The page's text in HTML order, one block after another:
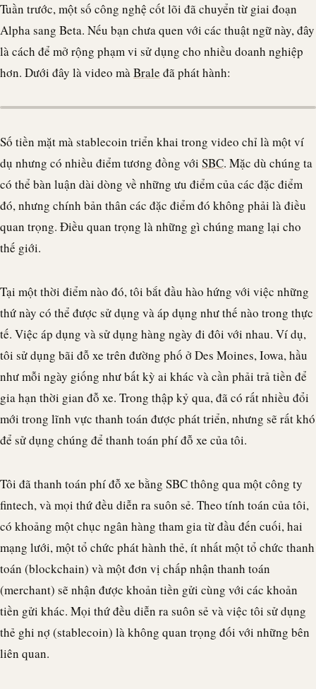
Tuần trước, một số công nghệ cốt lõi đã chuyển từ giai đoạn
Alpha sang Beta. Nếu bạn chưa quen với các thuật ngữ này, đây
là cách để mở rộng phạm vi sử dụng cho nhiều doanh nghiệp
hơn. Dưới đây là video màBrale đã phát hành:
Số tiền mặt màstablecoin triển khai trong video chỉ là một ví
dụ nhưng có nhiều điểm tương đồng với SBC. Mặc dù chúng ta
có thể bàn luận dài dòng về những ưu điểm của các đặc điểm
đó, nhưng chính bản thân các đặc điểm đó không phải là điều
quan trọng. Điều quan trọng là những gì chúng mang lại cho
thế giới.
Tại một thời điểm nào đó, tôi bắt đầu hào hứng với việc những
thứ này có thể được sử dụng và áp dụng như thế nào trong thực
tế. Việc áp dụng và sử dụng hàng ngày đi đôi với nhau. Ví dụ,
tôi sử dụng bãi đỗ xe trên đường phố ở Des Moines, Iowa, hầu
như mỗi ngày giống như bất kỳ ai khác và cần phải trả tiền để
gia hạn thời gian đỗ xe. Trong thập kỷ qua, đã có rất nhiều đổi
mới trong lĩnh vực thanh toán được phát triển, nhưng sẽ rất khó
để sử dụng chúng để thanh toán phí đỗ xe của tôi.
Tôi đã thanh toán phí đỗ xe bằng SBC thông qua một công ty
fintech, và mọi thứ đều diễn ra suôn sẻ. Theo tính toán của tôi,
có khoảng một chục ngân hàng tham gia từ đầu đến cuối, hai
mạng lưới, một tổ chức phát hành thẻ, ít nhất một tổ chức thanh
toán (blockchain) và một đơn vị chấp nhận thanh toán
(merchant) sẽ nhận được khoản tiền gửi cùng với các khoản
tiền gửi khác. Mọi thứ đều diễn ra suôn sẻ và việc tôi sử dụng
thẻ ghi nợ (stablecoin) là không quan trọng đối với những bên
liên quan.